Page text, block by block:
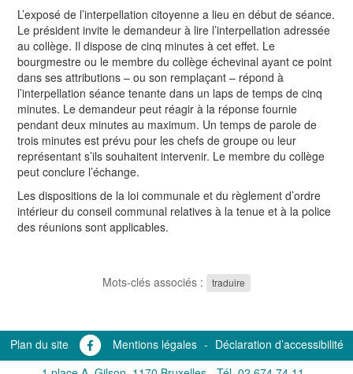
L’exposé de l’interpellation citoyenne a lieu en début de séance.
Le président invite le demandeur à lire l’interpellation adressée
au collège. Il dispose de cinq minutes à cet effet. Le
bourgmestre ou le membre du collège échevinal ayant ce point
dans ses attributions – ou son remplaçant – répond à
l’interpellation séance tenante dans un laps de temps de cinq
minutes. Le demandeur peut réagir à la réponse fournie
pendant deux minutes au maximum. Un temps de parole de
trois minutes est prévu pour les chefs de groupe ou leur
représentant s’ils souhaitent intervenir. Le membre du collège
peut conclure l’échange.
Les dispositions de la loi communale et du règlement d’ordre
intérieur du conseil communal relatives à la tenue et à la police
des réunions sont applicables.
Mots-clés associés : traduire
Plan du site Mentions légales - Déclaration d’accessibilité